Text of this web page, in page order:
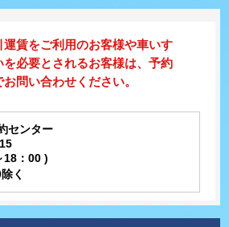
運賃をご利用のお客様や車いす
を必要とされるお客様は、予約
問い合わせください。
センター
18：00 )
く